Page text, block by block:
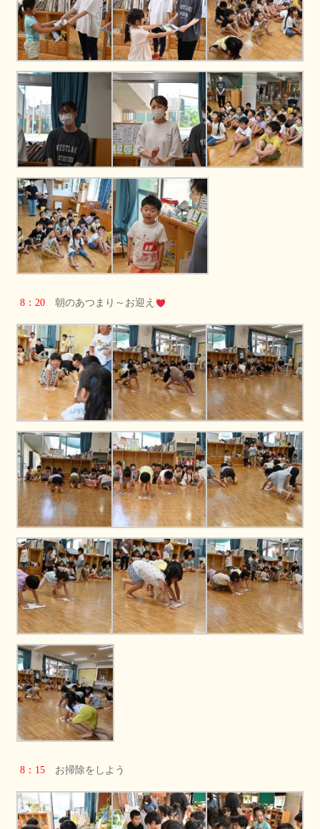
8：20 朝のあつまり～お迎え
8：15 お掃除をしよう